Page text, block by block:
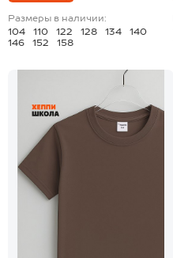
Размеры в наличии:
104
110 122 128 134
140
146
152 158